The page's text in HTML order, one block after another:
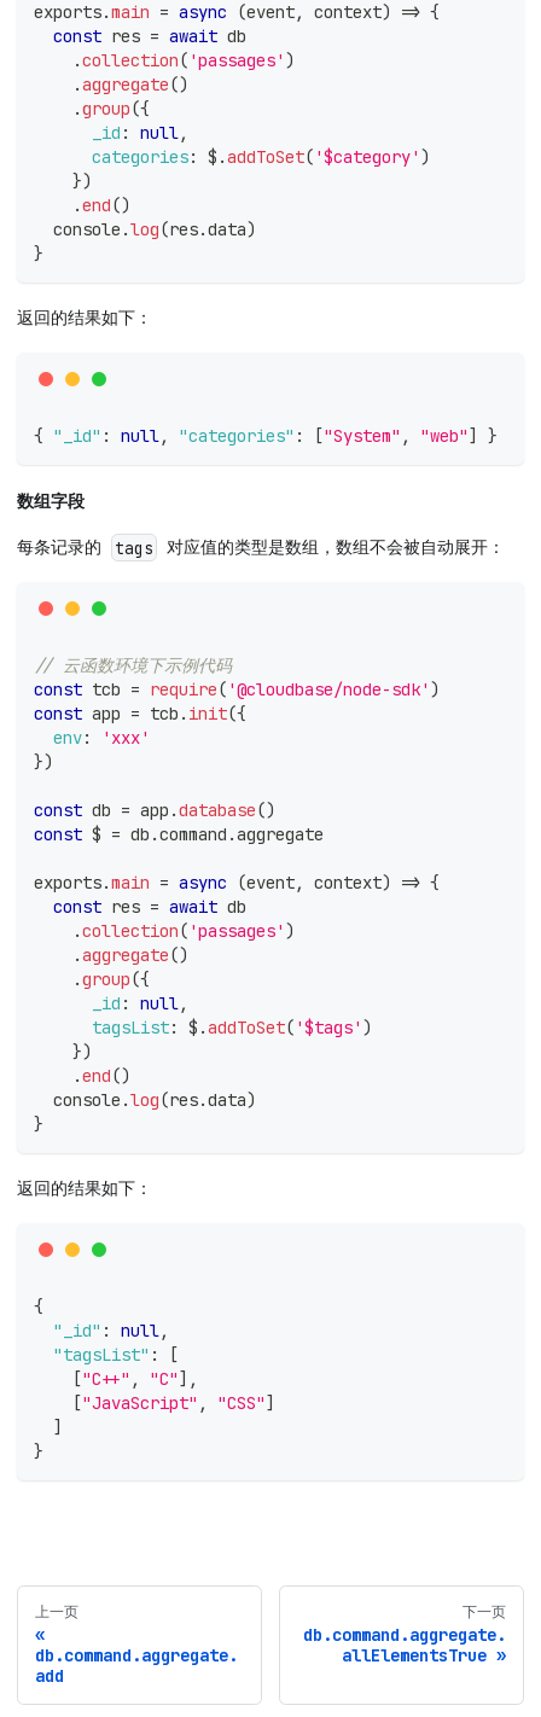
exports.main = async (event, context) => {
const res = await db
.collection( 'passages' )
.aggregate()
.group({
_id : null,
categories: $ .addToSet( '$category' )
})
.end()
console .log(res.data)
}
返回的结果如下：
{ "_id" : null, "categories" : ["System" , "web"] }
数组字段
每条记录的 tags 对应值的类型是数组，数组不会被自动展开：
// 云函数环境下示例代码
const tcb = require( '@cloudbase/node-sdk' )
const app = tcb . init({
env:
'xxx'
})
const db = app .database()
const $ = db .command .aggregate
exports.main = async (event, context) => {
const res = await db
.collection( 'passages' )
.aggregate()
.group({
_id : null,
tagsList: $ .addToSet( '$tags' )
})
.end()
console .log(res.data)
}
返回的结果如下：
{
"_id" : null,
"tagsList" :
[
["C++" , "C"] ,
["JavaScript" , "CSS"]
]
}
上一页
db.command.aggregate.
add
下一页
db.command.aggregate.
allElementsTrue